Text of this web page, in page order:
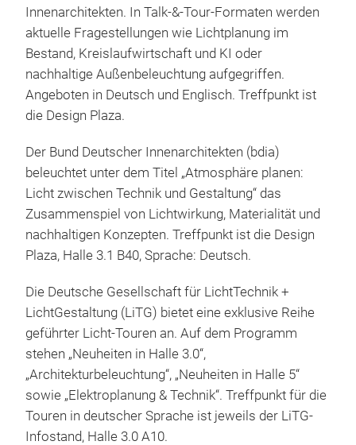
Innenarchitekten. In Talk-&-Tour-Formaten werden
aktuelle Fragestellungen wie Lichtplanung im
Bestand, Kreislaufwirtschaft und KI oder
nachhaltige Außenbeleuchtung aufgegriffen.
Angeboten in Deutsch und Englisch. Treffpunkt ist
die Design Plaza.
Der Bund Deutscher Innenarchitekten (bdia)
beleuchtet unter dem Titel „Atmosphäre planen:
Licht zwischen Technik und Gestaltung“ das
Zusammenspiel von Lichtwirkung, Materialität und
nachhaltigen Konzepten. Treffpunkt ist die Design
Plaza, Halle 3.1 B40, Sprache: Deutsch.
Die Deutsche Gesellschaft für LichtTechnik +
LichtGestaltung (LiTG) bietet eine exklusive Reihe
geführter Licht-Touren an. Auf dem Programm
stehen „Neuheiten in Halle 3.0“,
„Architekturbeleuchtung“, „Neuheiten in Halle 5“
sowie „Elektroplanung & Technik“. Treffpunkt für die
Touren in deutscher Sprache ist jeweils der LiTG-
Infostand, Halle 3.0 A10.